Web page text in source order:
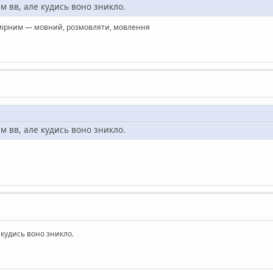
вв, але кудись воно зникло.
— мовний, розмовляти, мовлення
вв, але кудись воно зникло.
воно зникло.